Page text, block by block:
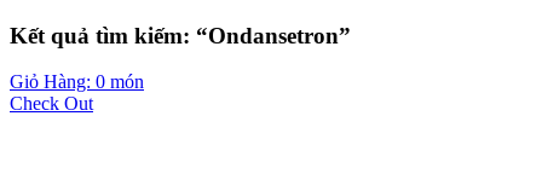
Kết quả tìm kiếm: “Ondansetron”
Giỏ Hàng: 0 món
Check Out